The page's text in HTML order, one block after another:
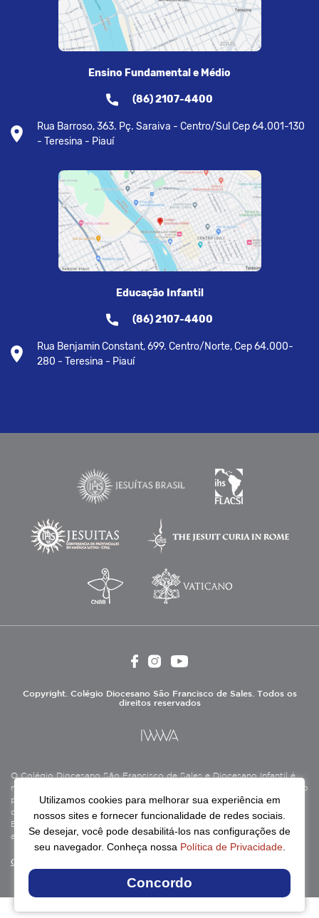
Ensino Fundamental e Médio
(86) 2107-4400
Rua Barroso, 363. Pç. Saraiva - Centro/Sul Cep 64.001-130
- Teresina - Piauí
Educação Infantil
(86) 2107-4400
Rua Benjamin Constant, 699. Centro/Norte, Cep 64.000-
280 - Teresina - Piauí
Copyright. Colégio Diocesano São Francisco de Sales. Todos os
direitos reservados
O Colégio Diocesano São Francisco de Sales e Diocesano Infantil é
mantido pela Associação Antônio Vieira (ASAV), instituição de direito
privado sem fins lucrativos, filantrópica, de natureza educativa,
cultural, assistencial e beneficente, certificada como Entidade
Beneficente de Assistência Social (CEBAS), nas áreas de educação e
assistência social.
Continue lendo
Utilizamos cookies para melhorar sua experiência em
nossos sites e fornecer funcionalidade de redes sociais.
Se desejar, você pode desabilitá-los nas configurações de
seu navegador. Conheça nossa Política de Privacidade.
Concordo